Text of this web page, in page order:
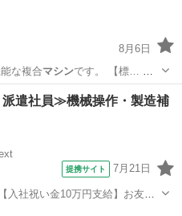
8月6日
な複合マシンです。 【標… 内
本体 ・ベンチ1… 【スミスマシン本体説明】 ・
ル
ィットネス、トレーニング
遣社員≫機械操作・製造補
提携サイト 7月21日
社祝い金10万円支給】お友達